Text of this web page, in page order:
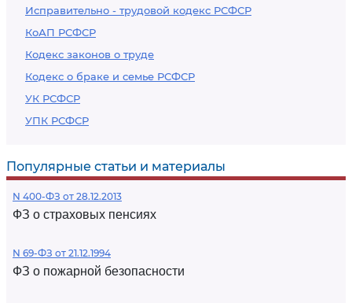
Исправительно - трудовой кодекс РСФСР
КоАП РСФСР
Кодекс законов о труде
Кодекс о браке и семье РСФСР
УК РСФСР
УПК РСФСР
Популярные статьи и материалы
N 400-ФЗ от 28.12.2013
ФЗ о страховых пенсиях
N 69-ФЗ от 21.12.1994
ФЗ о пожарной безопасности